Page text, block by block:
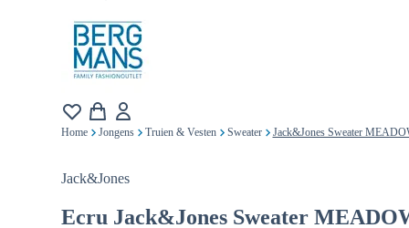
Home Jongens Truien & Vesten Sweater Jack&Jones Sweater
Jack&Jones
Ecru Jack&Jones Sweater